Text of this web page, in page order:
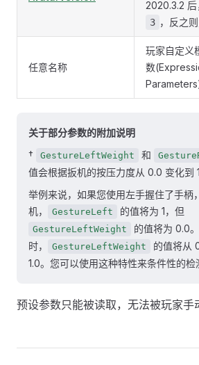
2020.3.2 后
3 ，反之
任意名称
玩家自定义
数
关于部分参数的附加说明
†
GestureLeftWeight 和
值会根据扳机的按压力度从 0.0 变化到
举例来说，如果您使用左手握住了手柄
机，
GestureLeft 的值将为 1，但
GestureLeftWeight
的值将为 0.0
时，
GestureLeftWeight
的值将从
1.0。您可以使用这种特性来条件性的检
预设参数只能被读取，无法被玩家手